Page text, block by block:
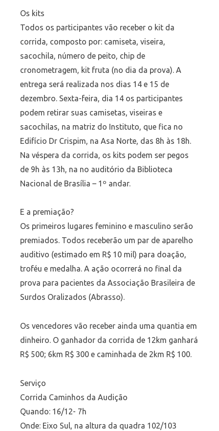
Os kits
Todos os participantes vão receber o kit da
corrida, composto por: camiseta, viseira,
sacochila, número de peito, chip de
cronometragem, kit fruta (no dia da prova). A
entrega será realizada nos dias 14 e 15 de
dezembro. Sexta-feira, dia 14 os participantes
podem retirar suas camisetas, viseiras e
sacochilas, na matriz do Instituto, que fica no
Edifício Dr Crispim, na Asa Norte, das 8h às 18h.
Na véspera da corrida, os kits podem ser pegos
de 9h às 13h, na no auditório da Biblioteca
Nacional de Brasília – 1º andar.
E a premiação?
Os primeiros lugares feminino e masculino serão
premiados. Todos receberão um par de aparelho
auditivo (estimado em R$ 10 mil) para doação,
troféu e medalha. A ação ocorrerá no final da
prova para pacientes da Associação Brasileira de
Surdos Oralizados (Abrasso).
Os vencedores vão receber ainda uma quantia em
dinheiro. O ganhador da corrida de 12km ganhará
R$ 500; 6km R$ 300 e caminhada de 2km R$ 100.
Serviço
Corrida Caminhos da Audição
Quando: 16/12- 7h
Onde: Eixo Sul, na altura da quadra 102/103